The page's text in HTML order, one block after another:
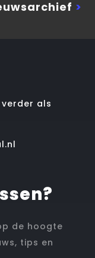
>
als
de hoogte
tips en